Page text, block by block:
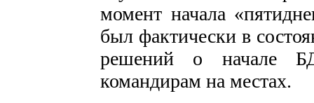
момент начала
был фактически в
решений о начале
командирам на местах.